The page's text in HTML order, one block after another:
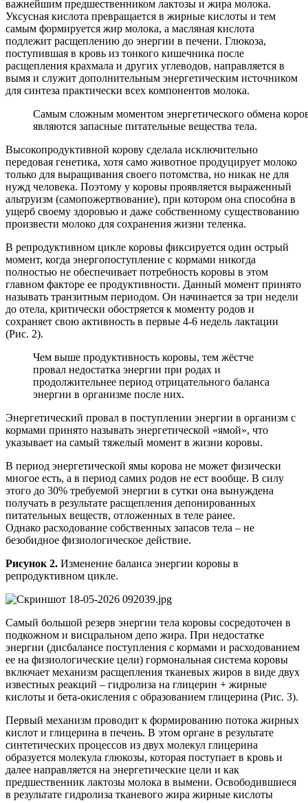
важнейшим предшественником лактозы и жира молока.
Уксусная кислота превращается в жирные кислоты и тем
самым формируется жир молока, а масляная кислота
подлежит расщеплению до энергии в печени. Глюкоза,
поступившая в кровь из тонкого кишечника после
расщепления крахмала и других углеводов, направляется в
вымя и служит дополнительным энергетическим источником
для синтеза практически всех компонентов молока.
Самым сложным моментом энергетического обмена
являются запасные питательные вещества тела.
Высокопродуктивной корову сделала исключительно
передовая генетика, хотя само животное продуцирует молоко
только для выращивания своего потомства, но никак не для
нужд человека. Поэтому у коровы проявляется выраженный
альтруизм (самопожертвование), при котором она способна в
ущерб своему здоровью и даже собственному существованию
произвести молоко для сохранения жизни теленка.
В репродуктивном цикле коровы фиксируется один острый
момент, когда энергопоступление с кормами никогда
полностью не обеспечивает потребность коровы в этом
главном факторе ее продуктивности. Данный момент принято
называть транзитным периодом. Он начинается за три недели
до отела, критически обостряется к моменту родов и
сохраняет свою активность в первые 4-6 недель лактации
(Рис. 2).
Чем выше продуктивность коровы, тем жёстче
провал недостатка энергии при родах и
продолжительнее период отрицательного баланса
энергии в организме после них.
Энергетический провал в поступлении энергии в организм с
кормами принято называть энергетической «ямой», что
указывает на самый тяжелый момент в жизни коровы.
В период энергетической ямы корова не может физически
многое есть, а в период самих родов не ест вообще. В силу
этого до 30% требуемой энергии в сутки она вынуждена
получать в результате расщепления депонированных
питательных веществ, отложенных в теле ранее.
Однако расходование собственных запасов тела – не
безобидное физиологическое действие.
Рисунок 2. Изменение баланса энергии коровы в
репродуктивном цикле.
Самый большой резерв энергии тела коровы сосредоточен в
подкожном и висцральном депо жира. При недостатке
энергии (дисбалансе поступления с кормами и расходованием
ее на физиологические цели) гормональная система коровы
включает механизм расщепления тканевых жиров в виде двух
известных реакций – гидролиза на глицерин + жирные
кислоты и бета-окисления с образованием глицерина (Рис. 3).
Первый механизм проводит к формированию потока жирных
кислот и глицерина в печень. В этом органе в результате
синтетических процессов из двух молекул глицерина
образуется молекула глюкозы, которая поступает в кровь и
далее направляется на энергетические цели и как
предшественник лактозы молока в вымени. Освободившиеся
в результате гидролиза тканевого жира жирные кислоты